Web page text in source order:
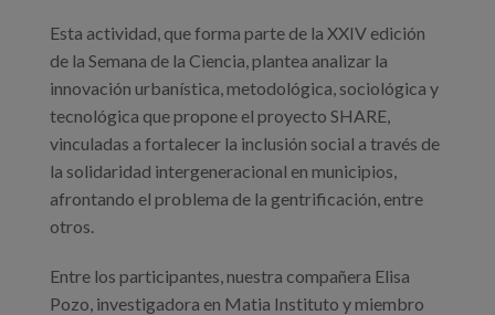
Prentsa
Salaketa-kanala
Esta actividad, que forma parte de la XXIV edición
de la Semana de la Ciencia, plantea analizar la
innovación urbanística, metodológica, sociológica y
tecnológica que propone el proyecto SHARE,
vinculadas a fortalecer la inclusión social a través de
la solidaridad intergeneracional en municipios,
afrontando el problema de la gentrificación, entre
otros.
Entre los participantes, nuestra compañera Elisa
Pozo, investigadora en Matia Instituto y miembro